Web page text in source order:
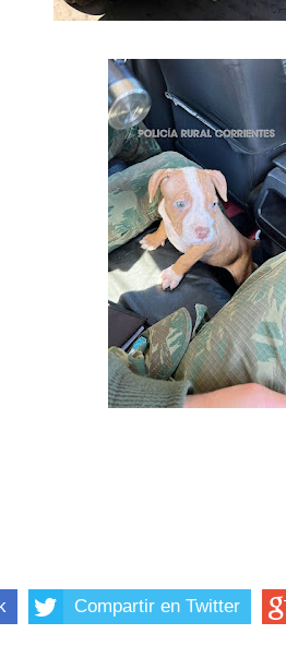
Compartir en Twitter